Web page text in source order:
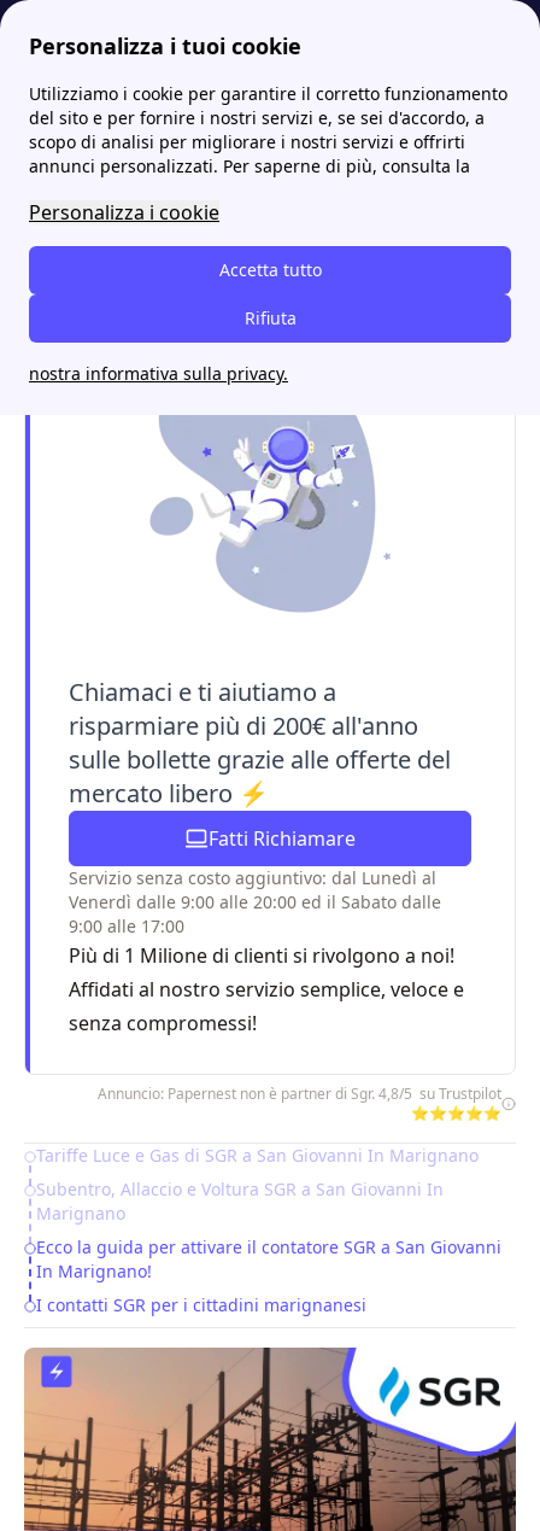
Personalizza i tuoi cookie
Utilizziamo i cookie per garantire il corretto funzionamento
del sito e per fornire i nostri servizi e, se sei d'accordo, a
scopo di analisi per migliorare i nostri servizi e offrirti
annunci personalizzati. Per saperne di più, consulta la
Personalizza i cookie
Accetta tutto
Rifiuta
nostra informativa sulla privacy.
Energia-Luce.it SGR: tutti gli sportelli, indirizzi e contatti SGR a San Giovanni In Marignano: tutto ciò che serve per attivare luce e gas
SGR a San Giovanni In
Marignano: tutto ciò che
serve per attivare luce e
gas
Chiamaci e ti aiutiamo a
risparmiare più di 200€ all'anno
sulle bollette grazie alle offerte del
mercato libero ⚡
Fatti Richiamare
Servizio senza costo aggiuntivo: dal Lunedì al
Venerdì dalle 9:00 alle 20:00 ed il Sabato dalle
9:00 alle 17:00
Più di 1 Milione di clienti si rivolgono a noi!
Affidati al nostro servizio semplice, veloce e
senza compromessi!
Annuncio: Papernest non è partner di Sgr. 4,8/5 su Trustpilot
⭐⭐⭐⭐⭐
Table of Contents
Tariffe Luce e Gas di SGR a San Giovanni In Marignano
Subentro, Allaccio e Voltura SGR a San Giovanni In
Marignano
Ecco la guida per attivare il contatore SGR a San Giovanni
In Marignano!
I contatti SGR per i cittadini marignanesi